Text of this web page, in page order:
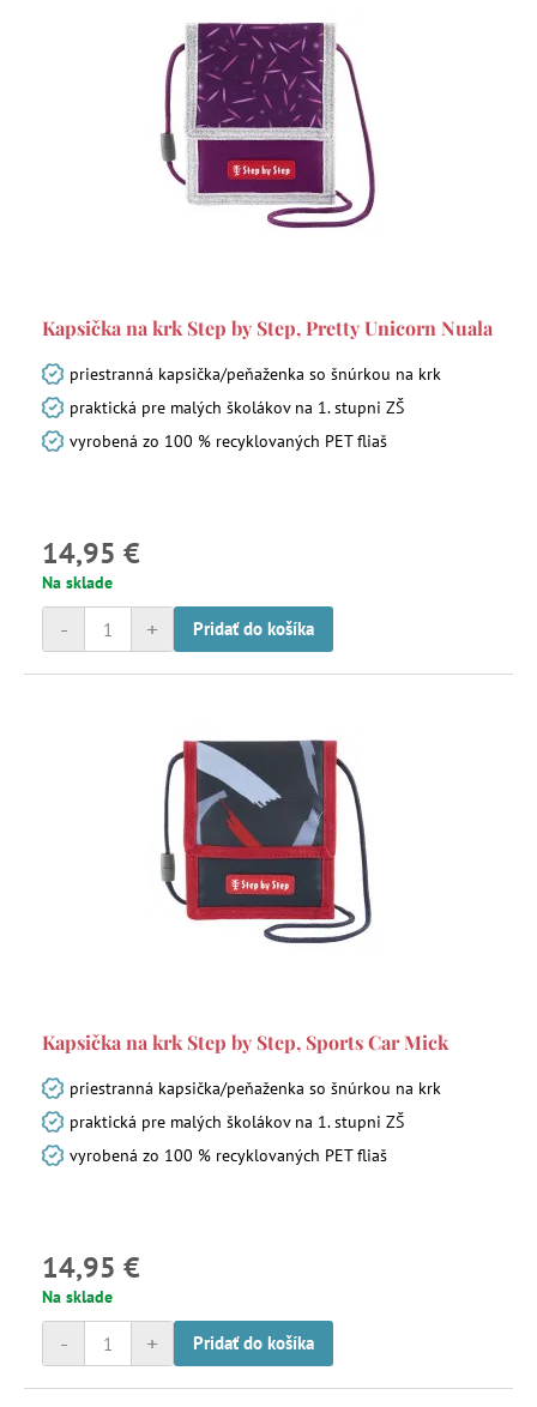
Kapsička na krk Step by Step, Pretty Unicorn Nuala
priestranná kapsička/peňaženka so šnúrkou na krk
praktická pre malých školákov na 1. stupni ZŠ
vyrobená zo 100 % recyklovaných PET fliaš
14,95 €
Na sklade
+
- Pridať do košíka
Kapsička na krk Step by Step, Sports Car Mick
priestranná kapsička/peňaženka so šnúrkou na krk
praktická pre malých školákov na 1. stupni ZŠ
vyrobená zo 100 % recyklovaných PET fliaš
14,95 €
Na sklade
+
- Pridať do košíka